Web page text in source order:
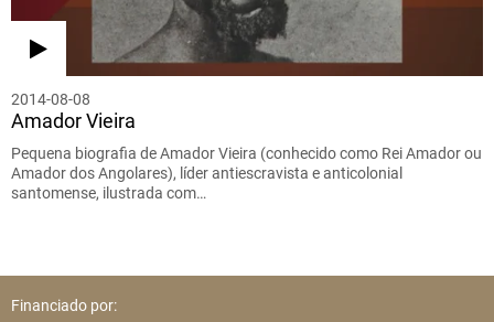
2014-08-08
Amador Vieira
Pequena biografia de Amador Vieira (conhecido como Rei Amador ou
Amador dos Angolares), líder antiescravista e anticolonial
santomense, ilustrada com…
Financiado por: